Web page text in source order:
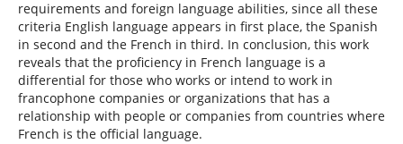
requirements and foreign language abilities, since all these
criteria English language appears in first place, the Spanish
in second and the French in third. In conclusion, this work
reveals that the proficiency in French language is a
differential for those who works or intend to work in
francophone companies or organizations that has a
relationship with people or companies from countries where
French is the official language.